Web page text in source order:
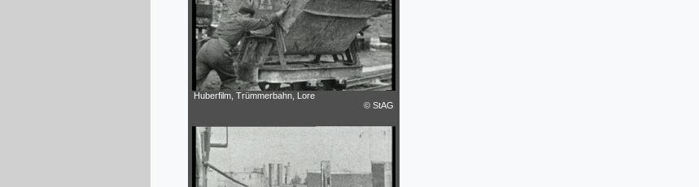
Huberfilm, Trümmerbahn, Lore
© StAG